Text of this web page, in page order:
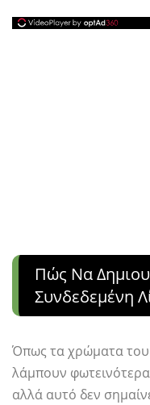
Πώς Να
Συνδεδεμένη
Όπως τα χρώματα του
λάμπουν
αλλά αυτό δεν